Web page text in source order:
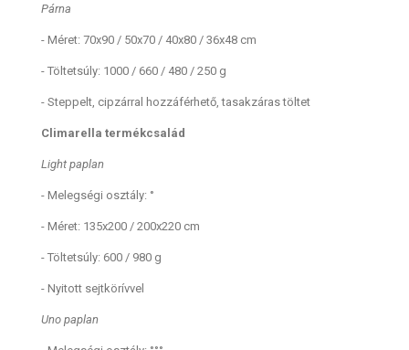
Párna
- Méret: 70x90 / 50x70 / 40x80 / 36x48 cm
- Töltetsúly: 1000 / 660 / 480 / 250 g
- Steppelt, cipzárral hozzáférhető, tasakzáras töltet
Climarella termékcsalád
Light paplan
- Melegségi osztály: °
- Méret: 135x200 / 200x220 cm
- Töltetsúly: 600 / 980 g
- Nyitott sejtkörívvel
Uno paplan